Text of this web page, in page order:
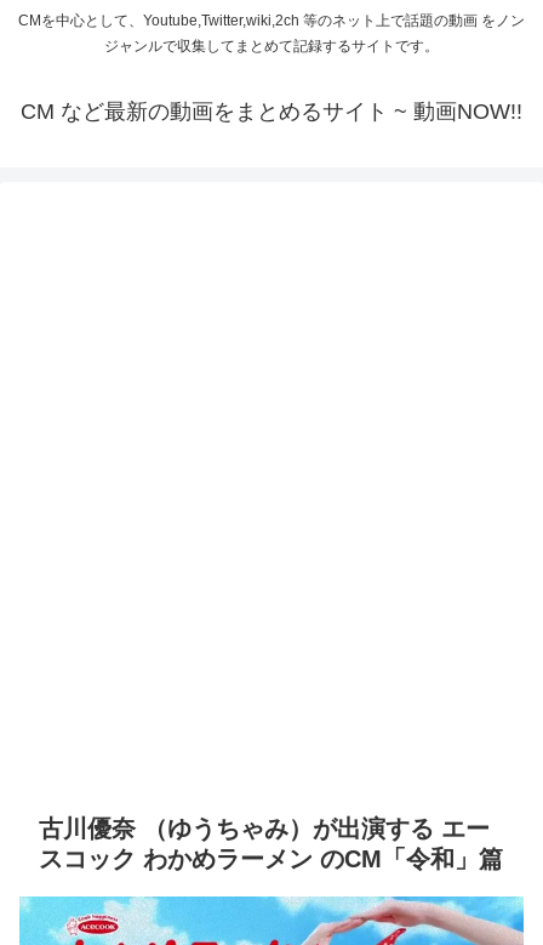
CMを中心として、Youtube,Twitter,wiki,2ch 等のネット上で話題の動画 をノン
ジャンルで収集してまとめて記録するサイトです。
CM など最新の動画をまとめるサイト ~ 動画NOW!!
古川優奈 （ゆうちゃみ）が出演する エー
スコック わかめラーメン のCM「令和」篇